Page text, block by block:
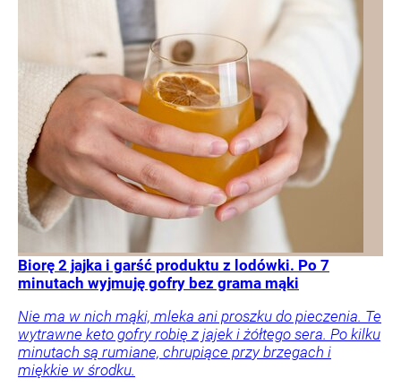
Biorę 2 jajka i garść produktu z lodówki. Po 7
minutach wyjmuję gofry bez grama mąki
Nie ma w nich mąki, mleka ani proszku do pieczenia. Te
wytrawne keto gofry robię z jajek i żółtego sera. Po kilku
minutach są rumiane, chrupiące przy brzegach i
miękkie w środku.